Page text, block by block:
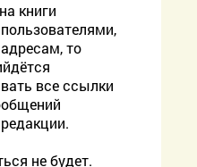
книги
то
все ссылки
не будет.